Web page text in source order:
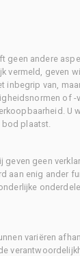
geen andere
vermeld, geven
van,
of -
U
plaatst.
geen
aan enig ander
variëren